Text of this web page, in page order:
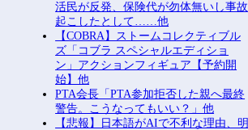
活民が反発、保険代が勿体無いし事故
起こしたとして……他
【COBRA】ストームコレクティブル
ズ「コブラ スペシャルエディショ
ン」アクションフィギュア【予約開
始】他
PTA会長「PTA参加拒否した親へ最終
警告。こうなってもいい？」他
【悲報】日本語がAIで不利な理由、明